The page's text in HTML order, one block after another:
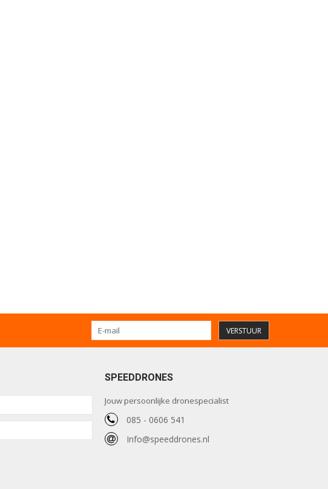
VERSTUUR
SPEEDDRONES
Jouw persoonlijke dronespecialist
085 - 0606 541
Info@speeddrones.nl